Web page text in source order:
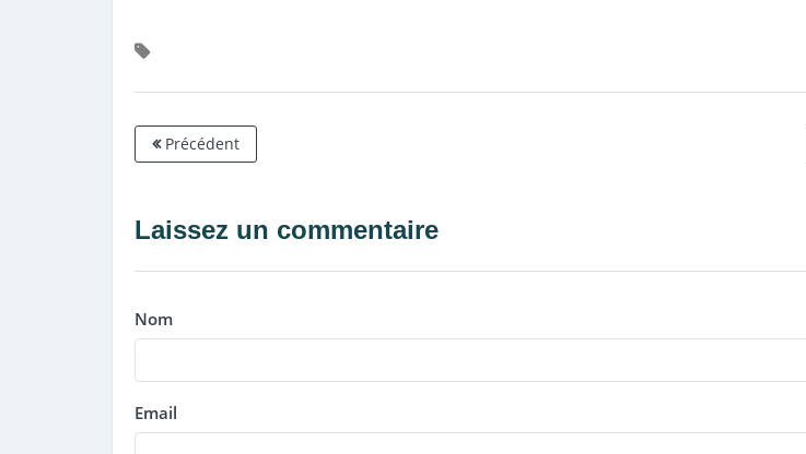
Précédent
Laissez un commentaire
Nom
Email